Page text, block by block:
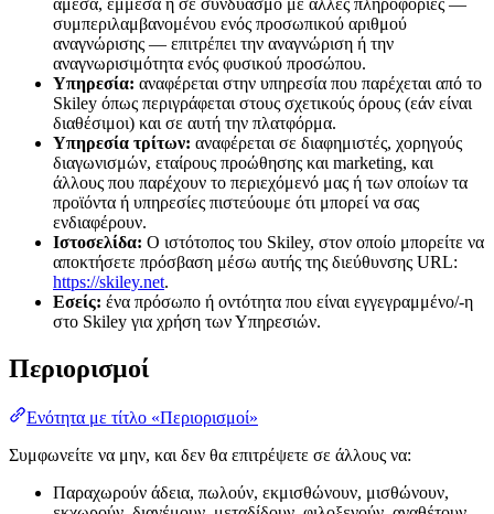
άμεσα, έμμεσα ή σε συνδυασμό με άλλες πληροφορίες —
συμπεριλαμβανομένου ενός προσωπικού αριθμού
αναγνώρισης — επιτρέπει την αναγνώριση ή την
αναγνωρισιμότητα ενός φυσικού προσώπου.
Υπηρεσία: αναφέρεται στην υπηρεσία που παρέχεται από το
Skiley όπως περιγράφεται στους σχετικούς όρους (εάν είναι
διαθέσιμοι) και σε αυτή την πλατφόρμα.
Υπηρεσία τρίτων: αναφέρεται σε διαφημιστές, χορηγούς
διαγωνισμών, εταίρους προώθησης και marketing, και
άλλους που παρέχουν το περιεχόμενό μας ή των οποίων τα
προϊόντα ή υπηρεσίες πιστεύουμε ότι μπορεί να σας
ενδιαφέρουν.
Ιστοσελίδα: Ο ιστότοπος του Skiley, στον οποίο μπορείτε να
αποκτήσετε πρόσβαση μέσω αυτής της διεύθυνσης URL:
https://skiley.net.
Εσείς: ένα πρόσωπο ή οντότητα που είναι εγγεγραμμένο/-η
στο Skiley για χρήση των Υπηρεσιών.
Περιορισμοί
Ενότητα με τίτλο «Περιορισμοί»
Συμφωνείτε να μην, και δεν θα επιτρέψετε σε άλλους να:
Παραχωρούν άδεια, πωλούν, εκμισθώνουν, μισθώνουν,